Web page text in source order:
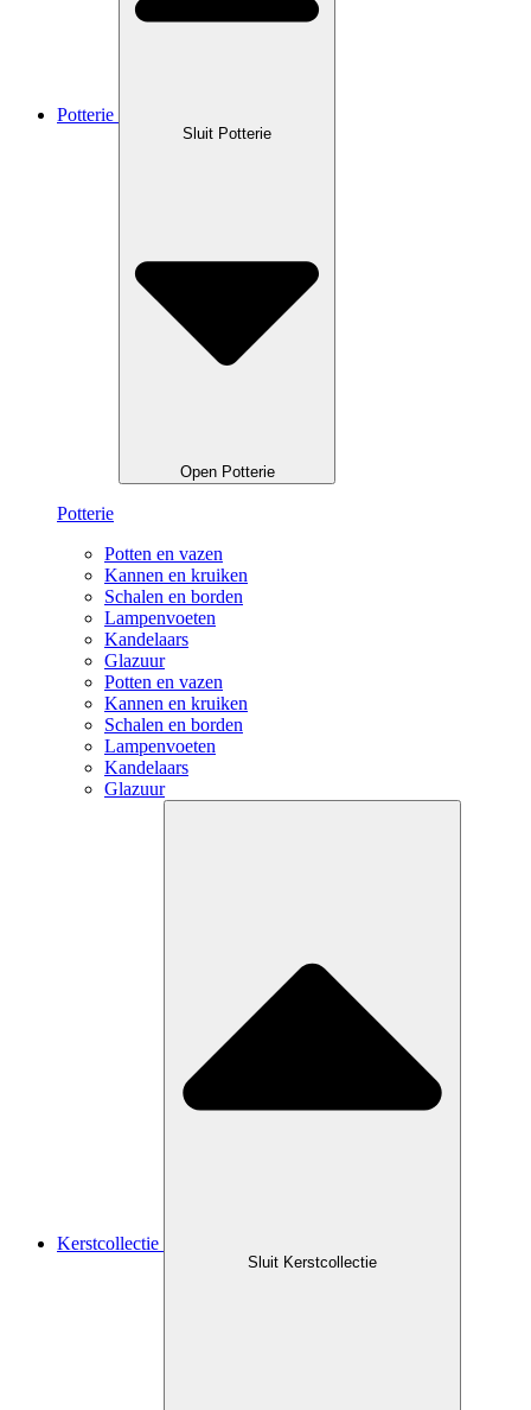
Potterie
Sluit Potterie
Open Potterie
Potterie
Potten en vazen
Kannen en kruiken
Schalen en borden
Lampenvoeten
Kandelaars
Glazuur
Potten en vazen
Kannen en kruiken
Schalen en borden
Lampenvoeten
Kandelaars
Glazuur
Kerstcollectie
Sluit Kerstcollectie